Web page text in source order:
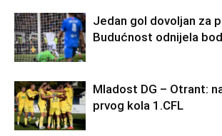
Jedan gol dovoljan za
Budućnost odnijela
Mladost DG – Otrant:
prvog kola 1.CFL